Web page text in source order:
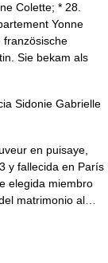
Colette; * 28.
Yonne
französische
Sie bekam als
Sidonie Gabrielle
en puisaye,
y fallecida en París
elegida miembro
matrimonio al…